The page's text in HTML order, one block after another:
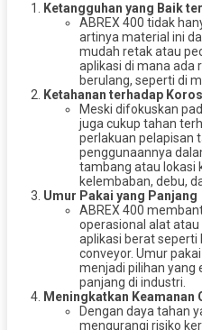
Ketangguhan yang Baik
ABREX 400 tidak
artinya material ini
mudah retak atau
aplikasi di mana ada
berulang, seperti di
Ketahanan terhadap
Meski difokuskan
juga cukup tahan
perlakuan pelapisan
penggunaannya
tambang atau lokasi
kelembaban, debu,
Umur Pakai yang Panjang
ABREX 400
operasional alat
aplikasi berat seperti
conveyor. Umur
menjadi pilihan yang
panjang di industri.
Meningkatkan Keamanan
Dengan daya tahan
mengurangi risiko